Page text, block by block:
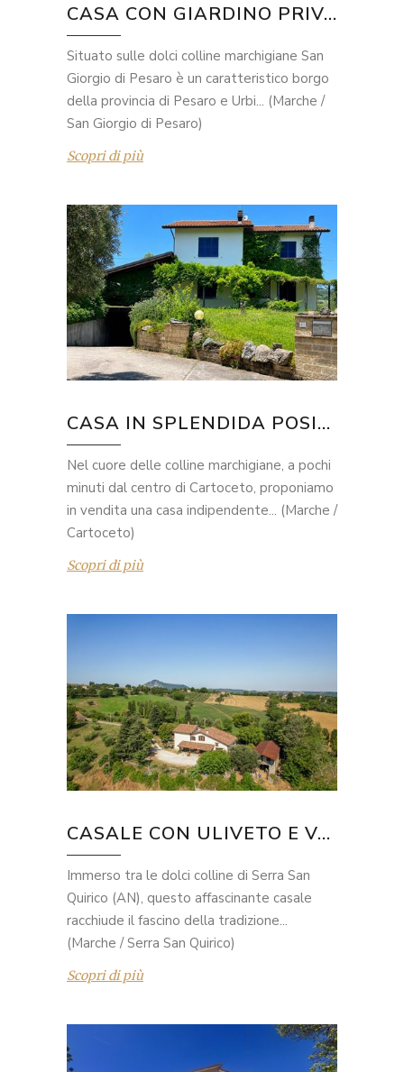
CASA CON GIARDINO PRIV...
Situato sulle dolci colline marchigiane San
Giorgio di Pesaro è un caratteristico borgo
della provincia di Pesaro e Urbi... (Marche /
San Giorgio di Pesaro)
Scopri di più
CASA IN SPLENDIDA POSI...
Nel cuore delle colline marchigiane, a pochi
minuti dal centro di Cartoceto, proponiamo
in vendita una casa indipendente... (Marche /
Cartoceto)
Scopri di più
CASALE CON ULIVETO E V...
Immerso tra le dolci colline di Serra San
Quirico (AN), questo affascinante casale
racchiude il fascino della tradizione...
(Marche / Serra San Quirico)
Scopri di più